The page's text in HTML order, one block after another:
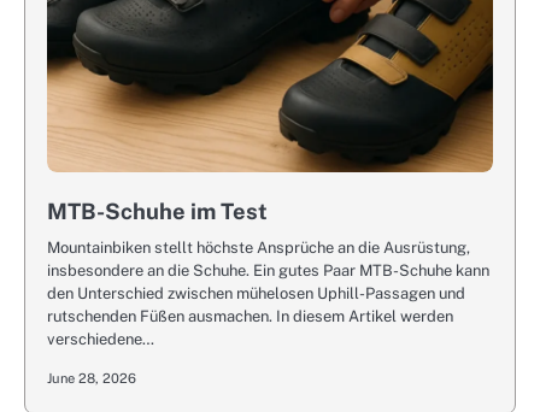
MTB-Schuhe im Test
Mountainbiken stellt höchste Ansprüche an die Ausrüstung,
insbesondere an die Schuhe. Ein gutes Paar MTB-Schuhe kann
den Unterschied zwischen mühelosen Uphill-Passagen und
rutschenden Füßen ausmachen. In diesem Artikel werden
verschiedene…
June 28, 2026